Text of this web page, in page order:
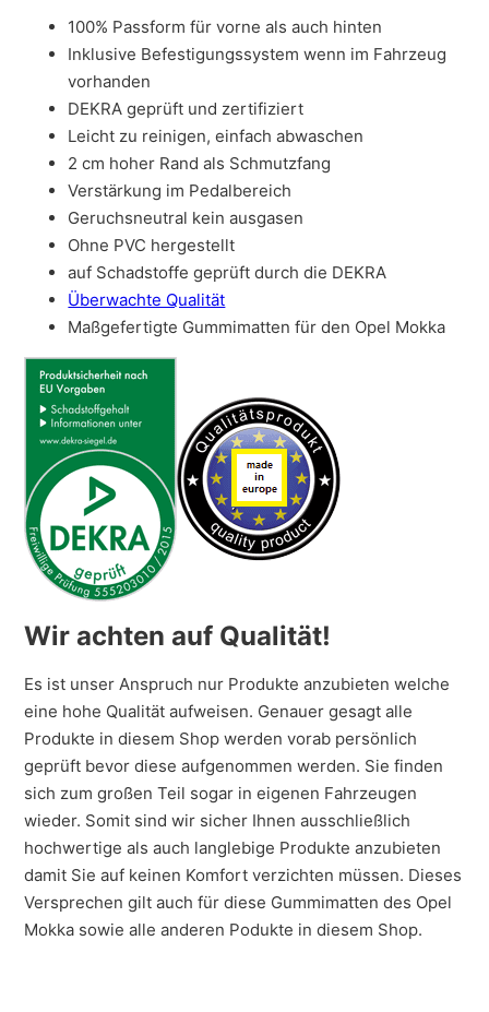
100% Passform für vorne als auch hinten
Inklusive Befestigungssystem wenn im Fahrzeug
vorhanden
DEKRA geprüft und zertifiziert
Leicht zu reinigen, einfach abwaschen
2 cm hoher Rand als Schmutzfang
Verstärkung im Pedalbereich
Geruchsneutral kein ausgasen
Ohne PVC hergestellt
auf Schadstoffe geprüft durch die DEKRA
Überwachte Qualität
Maßgefertigte Gummimatten für den Opel Mokka
Wir achten auf Qualität!
Es ist unser Anspruch nur Produkte anzubieten welche
eine hohe Qualität aufweisen. Genauer gesagt alle
Produkte in diesem Shop werden vorab persönlich
geprüft bevor diese aufgenommen werden. Sie finden
sich zum großen Teil sogar in eigenen Fahrzeugen
wieder. Somit sind wir sicher Ihnen ausschließlich
hochwertige als auch langlebige Produkte anzubieten
damit Sie auf keinen Komfort verzichten müssen. Dieses
Versprechen gilt auch für diese Gummimatten des Opel
Mokka sowie alle anderen Podukte in diesem Shop.